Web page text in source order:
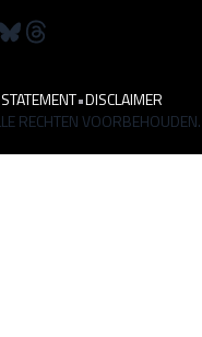
•DISCLAIMER
RECHTEN VOORBEHOUDEN.